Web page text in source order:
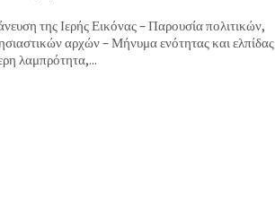
της Ιερής Εικόνας – Παρουσία πολιτικών,
αρχών – Μήνυμα ενότητας και ελπίδας
λαμπρότητα,...